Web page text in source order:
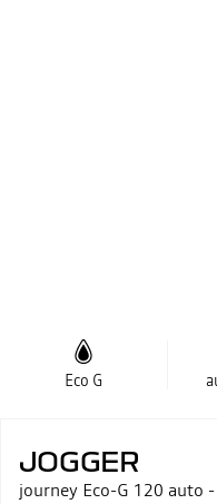
Eco G
JOGGER
journey Eco-G 120 auto